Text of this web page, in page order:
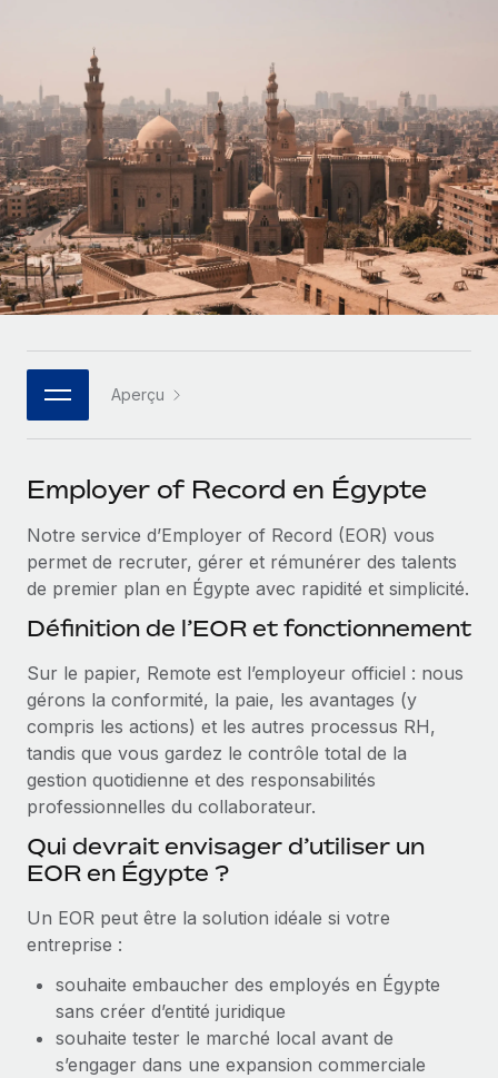
PEO
Sous-traitez les opérations complexes liées à l’emploi
INFRASTRUCTURE
Intégration Remote
Intégrez vos RH aux flux de travail en toute simplicité
Plateforme
Des fonctions RH clés intégrées pour votre équipe
Connectez n'importe quel outil d’IA à Remote grâce à
notre MCP
Rationalisez vos processus avec des outils essentiels
SERVICES
Demandez aux experts
Recevez des conseils d’experts sur les RH à
Contrôles d’antécédents
Simplifiez vos processus de présélection des
candidats
Remote Watchtower
matière de conformité
Gestion des appareils
Achetez et suivez vos équipements informatiques
Création d’entité
Établissez des entités rapidement et en toute
conformité
Examinez notre service par rapport aux autres
CROISSANCE
Start-ups
Des solutions agiles et internationales pour les RH et la
paie des entreprises en pleine croissance
Entreprises intermédiaires
Développez vos équipes avec des solutions RH sur
mesure
Entreprise
Les RH à l’international pour les grandes entreprises
Partenaires stratégiques de la tech
Devenir partenaire
Explorez avec nous vos opportunités de partenariat
Remote Build
Bientôt disponible
l’IA
ÉTUDES DE CAS
Calculateur de paiement des freelances
Découvrez les devises disponibles et les vitesses de
paiement pour vos freelances internationaux
APPRENDRE AVEC REMOTE
Recherche et guides
Études de cas
Checklists et modèles
Descriptions de postes
Événements
Salle de presse
Données sur les salaires et les talents
Centre de ressources
Obtenir de l’aide
Voir toutes les ressources
BLOG
Paie multipays
Gestion des freelances
Taxes
Nederlands
Français
Deutsch
Español
Italiano
Português (Portugal)
日本語
한국어
Aperçu
Employer of Record en Égypte
Notre service d’Employer of Record (EOR) vous
permet de recruter, gérer et rémunérer des talents
de premier plan en Égypte avec rapidité et simplicité.
Définition de l’EOR et fonctionnement
Sur le papier, Remote est l’employeur officiel : nous
gérons la conformité, la paie, les avantages (y
compris les actions) et les autres processus RH,
tandis que vous gardez le contrôle total de la
gestion quotidienne et des responsabilités
professionnelles du collaborateur.
Qui devrait envisager d’utiliser un
EOR en Égypte ?
Un EOR peut être la solution idéale si votre
entreprise :
souhaite embaucher des employés en Égypte
sans créer d’entité juridique
souhaite tester le marché local avant de
s’engager dans une expansion commerciale